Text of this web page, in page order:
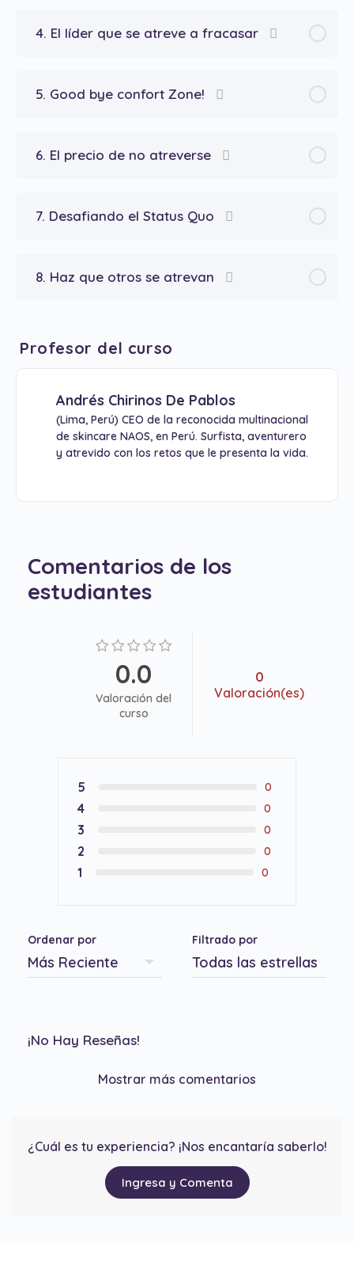
4. El líder que se atreve a fracasar
5. Good bye confort Zone!
6. El precio de no atreverse
7. Desafiando el Status Quo
8. Haz que otros se atrevan
Profesor del curso
Andrés Chirinos De Pablos
(Lima, Perú) CEO de la reconocida multinacional
de skincare NAOS, en Perú. Surfista, aventurero
y atrevido con los retos que le presenta la vida.
Comentarios de los
estudiantes
0.0
Valoración del
curso
0
Valoración(es)
5 0
4 0
3 0
2 0
1 0
Ordenar por Filtrado por
¡No Hay Reseñas!
Mostrar más comentarios
¿Cuál es tu experiencia? ¡Nos encantaría saberlo!
Ingresa y Comenta